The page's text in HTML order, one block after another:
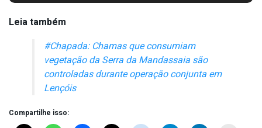
Leia também
#Chapada: Chamas que consumiam
vegetação da Serra da Mandassaia são
controladas durante operação conjunta em
Lençóis
Compartilhe isso: